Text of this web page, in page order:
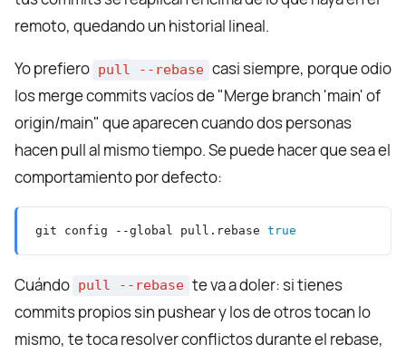
remoto, quedando un historial lineal.
Yo prefiero pull --rebase casi siempre, porque odio
los merge commits vacíos de "Merge branch 'main' of
origin/main" que aparecen cuando dos personas
hacen pull al mismo tiempo. Se puede hacer que sea el
comportamiento por defecto:
git config --global pull.rebase true
Cuándo pull --rebase te va a doler: si tienes
commits propios sin pushear y los de otros tocan lo
mismo, te toca resolver conflictos durante el rebase,